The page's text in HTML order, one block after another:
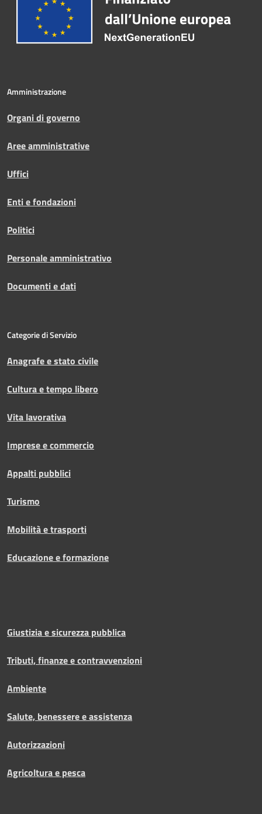
Amministrazione
Organi di governo
Aree amministrative
Uffici
Enti e fondazioni
Politici
Personale amministrativo
Documenti e dati
Categorie di Servizio
Anagrafe e stato civile
Cultura e tempo libero
Vita lavorativa
Imprese e commercio
Appalti pubblici
Turismo
Mobilità e trasporti
Educazione e formazione
Giustizia e sicurezza pubblica
Tributi, finanze e contravvenzioni
Ambiente
Salute, benessere e assistenza
Autorizzazioni
Agricoltura e pesca